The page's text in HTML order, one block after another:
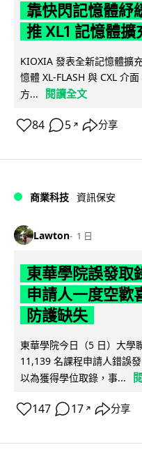
靠快閃記憶體紓
推 XL1 記憶體擴
KIOXIA 發表全新記憶體擴
憶體 XL-FLASH 與 CXL 介
方...
閱讀全文
84 5 ↗ 分享
商業科技 資訊保安
Lawton 1 日
東華學院誤發取
申請人一度空歡
防護缺失
東華學院今日（5 日）大學
11,139 名課程申請人錯誤
以為獲得學位取錄，事...
147 17 ↗ 分享